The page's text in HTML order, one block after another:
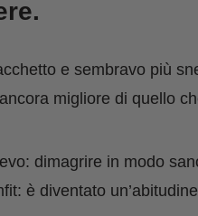
e sembravo più
migliore di quello
dimagrire in modo
è diventato